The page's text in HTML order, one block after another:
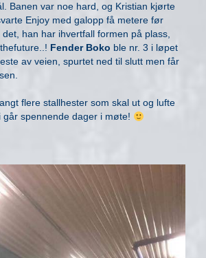
Banen var noe hard, og Kristian kjørte
Enjoy med galopp få metere før
han har ihvertfall formen på plass,
Fender Boko ble nr. 3 i løpet
av veien, spurtet ned til slutt men får
flere stallhester som skal ut og lufte
spennende dager i møte!